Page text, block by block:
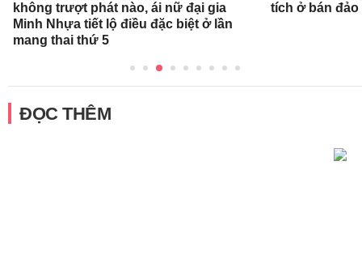
không trượt phát nào, ái nữ đại gia
Minh Nhựa tiết lộ điều đặc biệt ở lần
mang thai thứ 5
tích ở bán đảo
ĐỌC THÊM